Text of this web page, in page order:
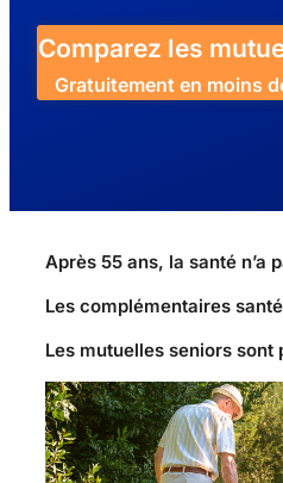
Comparez les
Gratuitement en moins
Après 55 ans, la santé n’a
Les complémentaires
Les mutuelles seniors